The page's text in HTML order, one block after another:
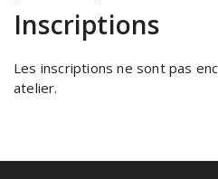
Inscriptions
Les inscriptions ne sont pas
atelier.